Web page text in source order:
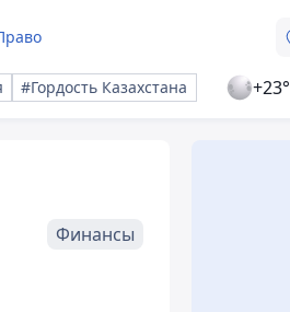
#Гордость Казахстана +23°
Финансы